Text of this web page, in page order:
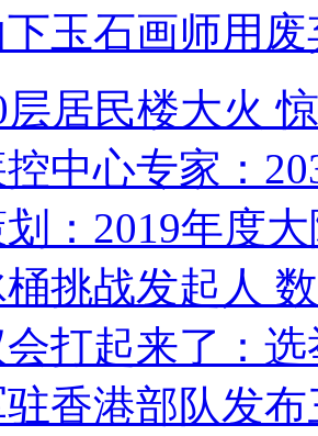
玉石画师用
层居民楼大火
中心专家：
：2019年度
挑战发起人
打起来了：
香港部队发